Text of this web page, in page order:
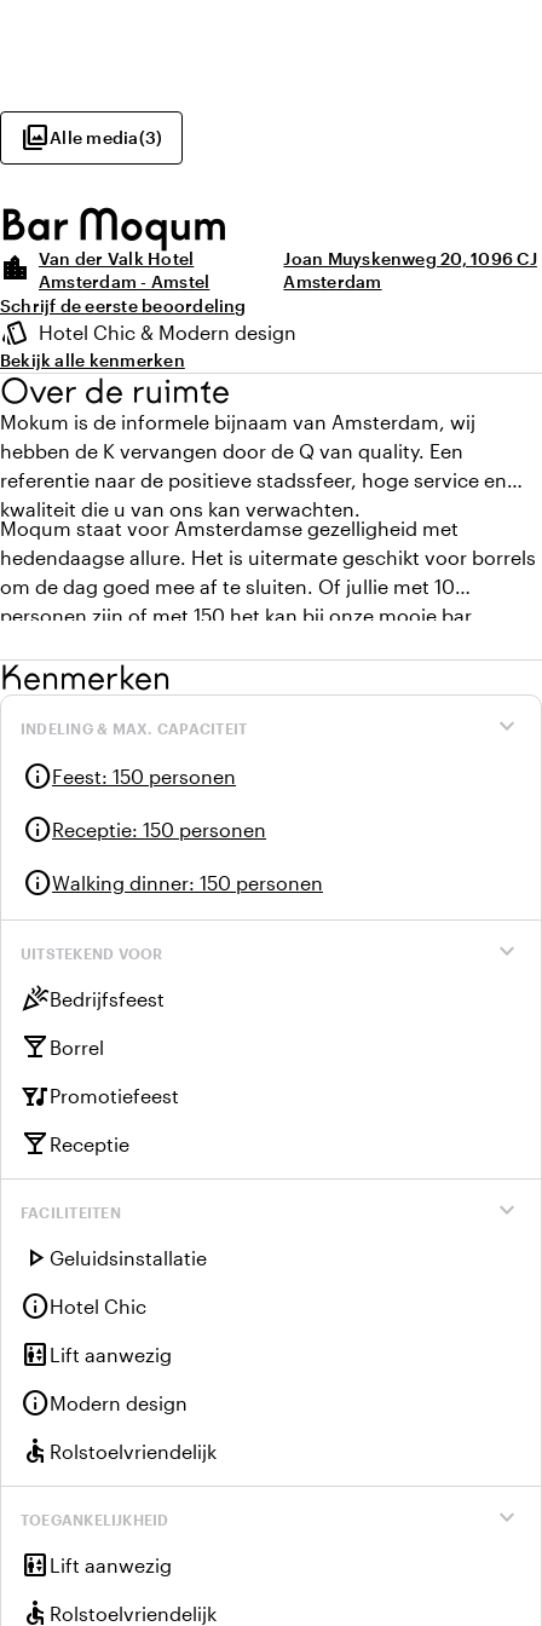
photo_libraryAlle media(3)
Bar Moqum
location_city Van der Valk Hotel
Amsterdam - Amstel
Joan Muyskenweg 20, 1096 CJ
Amsterdam
Schrijf de eerste beoordeling
Highlights
style
Sfeer en uitstraling
Hotel Chic & Modern design
Bekijk alle kenmerken
Over de ruimte
Mokum is de informele bijnaam van Amsterdam, wij
hebben de K vervangen door de Q van quality. Een
referentie naar de positieve stadssfeer, hoge service en
kwaliteit die u van ons kan verwachten.
Moqum staat voor Amsterdamse gezelligheid met
hedendaagse allure. Het is uitermate geschikt voor borrels
om de dag goed mee af te sluiten. Of jullie met 10
personen zijn of met 150 het kan bij onze mooie bar
Kenmerken
expand_more
INDELING & MAX. CAPACITEIT
infoFeest: 150 personen
infoReceptie: 150 personen
infoWalking dinner: 150 personen
expand_more
UITSTEKEND VOOR
celebrationBedrijfsfeest
local_bar Borrel
nightlifePromotiefeest
local_bar Receptie
expand_more
FACILITEITEN
play_arrow Geluidsinstallatie
infoHotel Chic
elevator Lift aanwezig
infoModern design
accessible Rolstoelvriendelijk
expand_more
TOEGANKELIJKHEID
elevator Lift aanwezig
accessible Rolstoelvriendelijk